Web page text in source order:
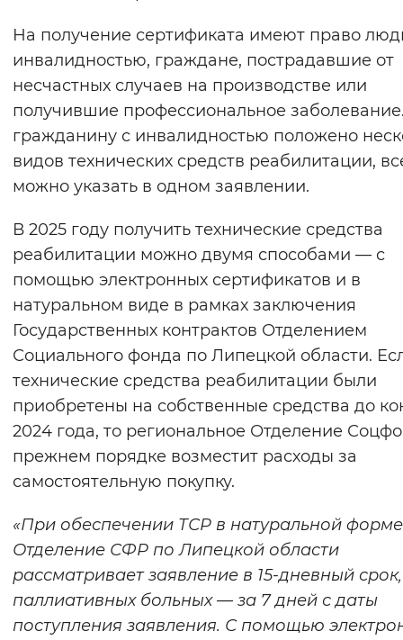
На получение сертификата имеют право
инвалидностью, граждане, пострадавшие от
несчастных случаев на производстве или
получившие профессиональное
гражданину с инвалидностью положено
видов технических средств реабилитации,
можно указать в одном заявлении.
В 2025 году получить технические средства
реабилитации можно двумя способами — с
помощью электронных сертификатов и в
натуральном виде в рамках заключения
Государственных контрактов Отделением
Социального фонда по Липецкой области.
технические средства реабилитации были
приобретены на собственные средства до
2024 года, то региональное Отделение
прежнем порядке возместит расходы за
самостоятельную покупку.
«При обеспечении ТСР в натуральной форме
Отделение СФР по Липецкой области
рассматривает заявление в 15-дневный
паллиативных больных — за 7 дней с даты
поступления заявления. С помощью